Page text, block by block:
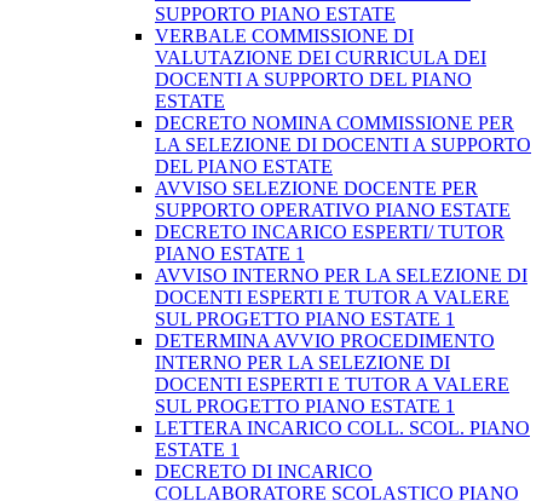
SUPPORTO PIANO ESTATE
VERBALE COMMISSIONE DI
VALUTAZIONE DEI CURRICULA DEI
DOCENTI A SUPPORTO DEL PIANO
ESTATE
DECRETO NOMINA COMMISSIONE PER
LA SELEZIONE DI DOCENTI A SUPPORTO
DEL PIANO ESTATE
AVVISO SELEZIONE DOCENTE PER
SUPPORTO OPERATIVO PIANO ESTATE
DECRETO INCARICO ESPERTI/ TUTOR
PIANO ESTATE 1
AVVISO INTERNO PER LA SELEZIONE DI
DOCENTI ESPERTI E TUTOR A VALERE
SUL PROGETTO PIANO ESTATE 1
DETERMINA AVVIO PROCEDIMENTO
INTERNO PER LA SELEZIONE DI
DOCENTI ESPERTI E TUTOR A VALERE
SUL PROGETTO PIANO ESTATE 1
LETTERA INCARICO COLL. SCOL. PIANO
ESTATE 1
DECRETO DI INCARICO
COLLABORATORE SCOLASTICO PIANO